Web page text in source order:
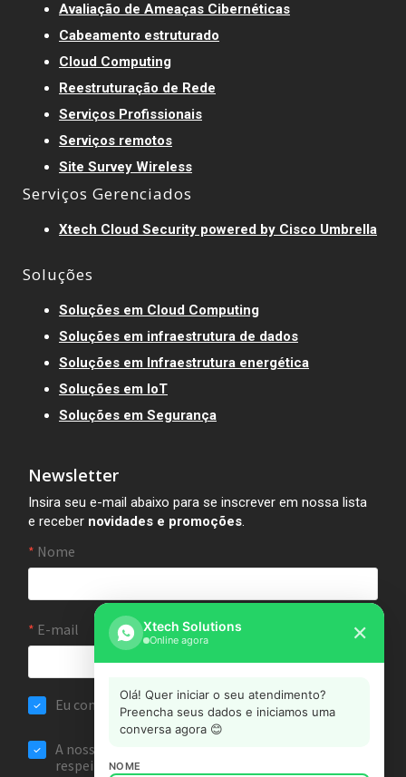
Avaliação de Ameaças Cibernéticas
Cabeamento estruturado
Cloud Computing
Reestruturação de Rede
Serviços Profissionais
Serviços remotos
Site Survey Wireless
Serviços Gerenciados
Xtech Cloud Security powered by Cisco Umbrella
Soluções
Soluções em Cloud Computing
Soluções em infraestrutura de dados
Soluções em Infraestrutura energética
Soluções em IoT
Soluções em Segurança
Newsletter
Insira seu e-mail abaixo para se inscrever em nossa lista
e receber novidades e promoções.
Xtech Solutions
Online agora ✕
Olá! Quer iniciar o seu atendimento?
Preencha seus dados e iniciamos uma
conversa agora 😊
NOME